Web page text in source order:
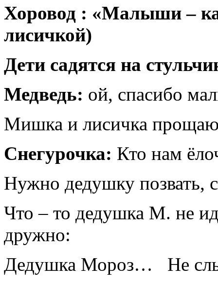
Хоровод : «Малыши –
лисичкой)
Дети садятся на
Медведь: ой, спасибо
Мишка и лисичка
Снегурочка: Кто нам
Нужно дедушку позвать,
Что – то дедушка М. не
дружно:
Дедушка Мороз… Не